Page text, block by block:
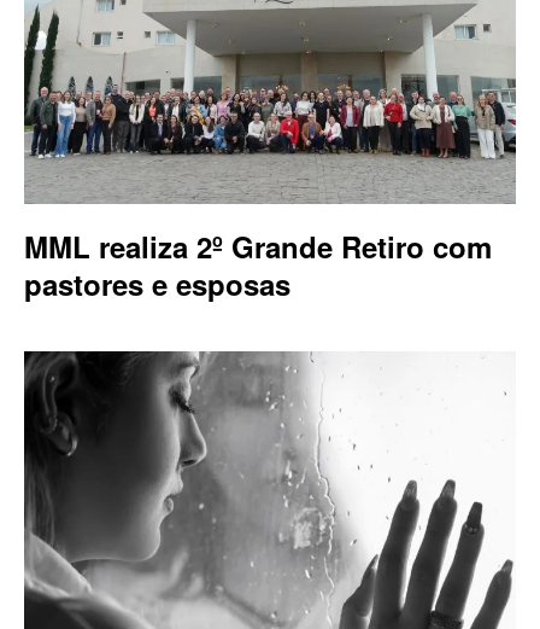
MML realiza 2º Grande Retiro com
pastores e esposas